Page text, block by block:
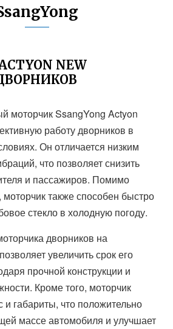
NEW
моторчик SsangYong Actyon
работу дворников в
Он отличается низким
что позволяет снизить
и пассажиров. Помимо
также способен быстро
стекло в холодную погоду.
дворников на
увеличить срок его
прочной конструкции и
Кроме того, моторчик
габариты, что положительно
массе автомобиля и улучшает